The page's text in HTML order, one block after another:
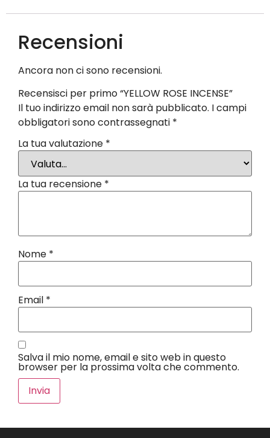
Recensioni
Ancora non ci sono recensioni.
Recensisci per primo “YELLOW ROSE INCENSE”
Il tuo indirizzo email non sarà pubblicato. I campi
obbligatori sono contrassegnati *
La tua valutazione *
La tua recensione *
Nome *
Email *
Salva il mio nome, email e sito web in questo
browser per la prossima volta che commento.